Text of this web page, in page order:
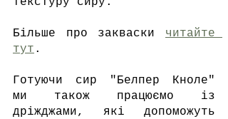
Більше про закваски читайте
тут .
Готуючи сир "Белпер Кноле"
ми також працюємо із
дріжджами, які допоможуть